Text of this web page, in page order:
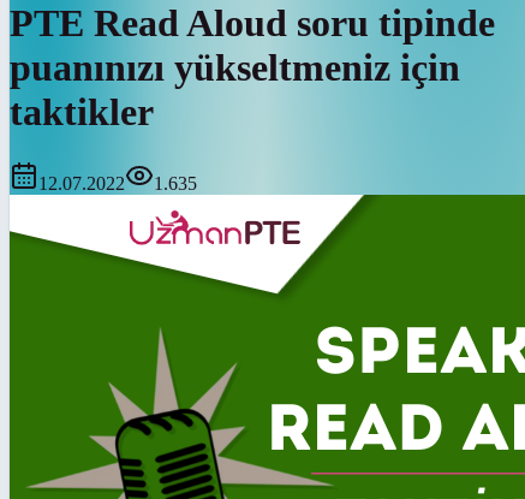
PTE Read Aloud soru tipinde
puanınızı yükseltmeniz için
taktikler
12.07.2022 1.635